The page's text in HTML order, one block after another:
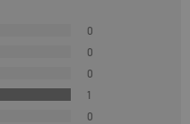
0
0
0
1
0